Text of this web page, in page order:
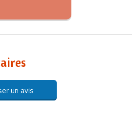
un avis